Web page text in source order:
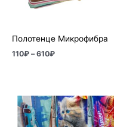
Полотенце Микрофибра
110₽ – 610₽